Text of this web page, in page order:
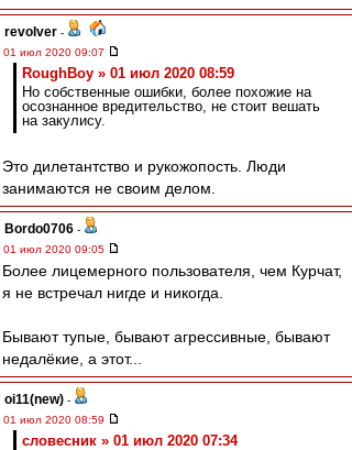
revolver -
01 июл 2020 09:07
RoughBoy » 01 июл 2020 08:59
Но собственные ошибки, более похожие на
осознанное вредительство, не стоит вешать
на закулису.
Это дилетантство и рукожопость. Люди
занимаются не своим делом.
Bordo0706 -
01 июл 2020 09:05
Более лицемерного пользователя, чем Курчат,
я не встречал нигде и никогда.
Бывают тупые, бывают агрессивные, бывают
недалёкие, а этот...
oi11(new) -
01 июл 2020 08:59
словесник » 01 июл 2020 07:34